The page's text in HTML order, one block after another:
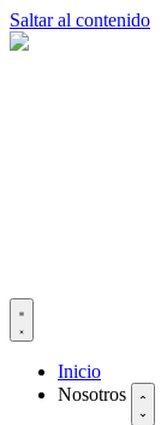
Saltar al contenido
Inicio
Nosotros